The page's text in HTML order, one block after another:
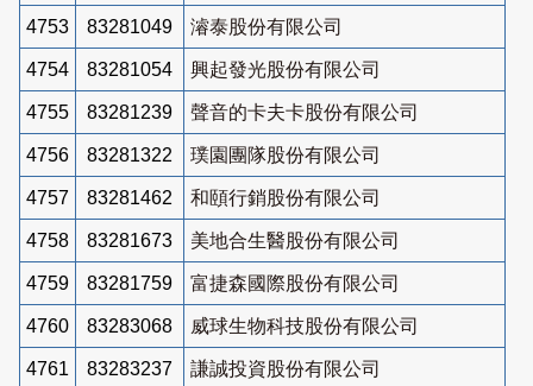
4753 83281049 濬泰股份有限公司
4754 83281054 興起發光股份有限公司
4755 83281239 聲音的卡夫卡股份有限公司
4756 83281322 璞園團隊股份有限公司
4757 83281462 和頤行銷股份有限公司
4758 83281673 美地合生醫股份有限公司
4759 83281759 富捷森國際股份有限公司
4760 83283068 威球生物科技股份有限公司
4761 83283237 謙誠投資股份有限公司